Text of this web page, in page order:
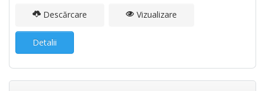
Descărcare Vizualizare
Detalii